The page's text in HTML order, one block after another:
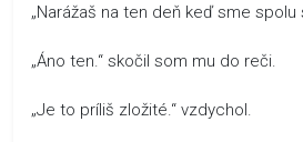
„Narážaš na ten deň keď sme spolu
„Áno ten.“ skočil som mu do reči.
„Je to príliš zložité.“ vzdychol.